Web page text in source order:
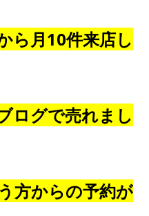
ら月10件来店し
ログで売れまし
方からの予約が